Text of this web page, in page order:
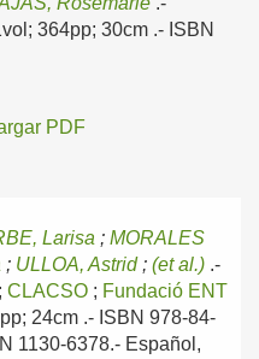
364pp; 30cm .- ISBN
PDF
Larisa ; MORALES
; ULLOA, Astrid; (et al.) .-
; CLACSO ; Fundació ENT
24cm .- ISBN 978-84-
1130-6378.- Español,